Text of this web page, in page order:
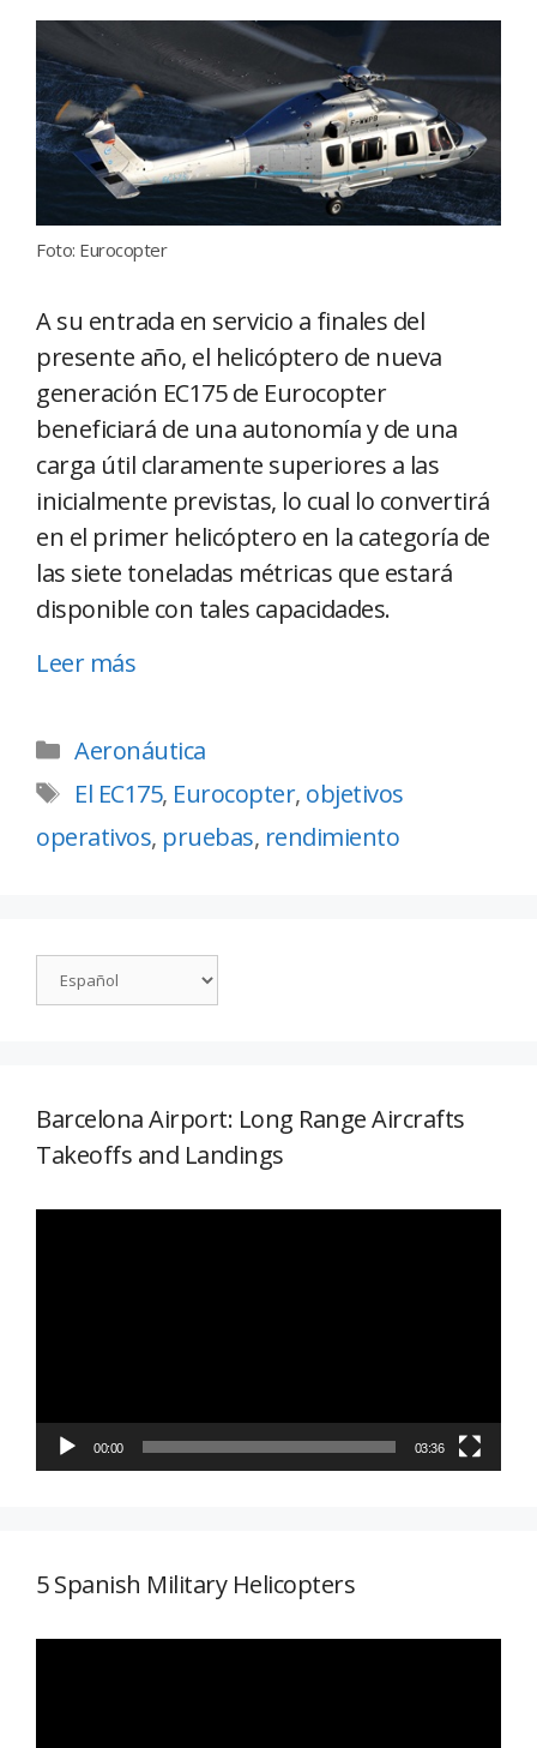
Foto: Eurocopter
A su entrada en servicio a finales del
presente año, el helicóptero de nueva
generación EC175 de Eurocopter
beneficiará de una autonomía y de una
carga útil claramente superiores a las
inicialmente previstas, lo cual lo convertirá
en el primer helicóptero en la categoría de
las siete toneladas métricas que estará
disponible con tales capacidades.
Leer más
Aeronáutica
El EC175, Eurocopter, objetivos
operativos, pruebas, rendimiento
Barcelona Airport: Long Range Aircrafts
Takeoffs and Landings
00:00 03:36
5 Spanish Military Helicopters